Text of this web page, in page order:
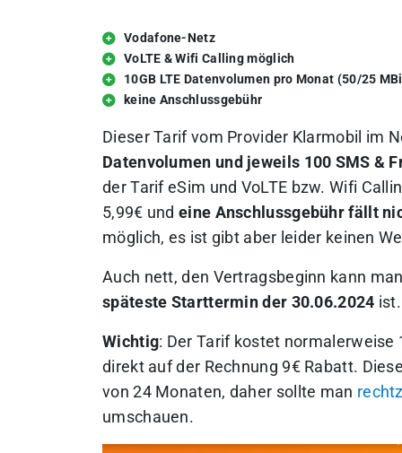
Vodafone-Netz
VoLTE & Wifi Calling möglich
10GB LTE Datenvolumen pro Monat (50/25
keine Anschlussgebühr
Dieser Tarif vom Provider Klarmobil im
Datenvolumen und jeweils 100 SMS &
der Tarif eSim und VoLTE bzw. Wifi
5,99€ undeine Anschlussgebühr fällt
möglich, es ist gibt aber leider keinen
Auch nett, den Vertragsbeginn kann
späteste Starttermin der 30.06.2024 ist.
Wichtig: Der Tarif kostet
direkt auf der Rechnung 9€ Rabatt.
von 24 Monaten, daher sollte man
umschauen.